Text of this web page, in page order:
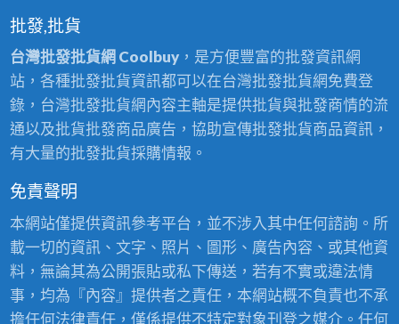
批發,批貨
台灣批發批貨網 Coolbuy，是方便豐富的批發資訊網
站，各種批發批貨資訊都可以在台灣批發批貨網免費登
錄，台灣批發批貨網內容主軸是提供批貨與批發商情的流
通以及批貨批發商品廣告，協助宣傳批發批貨商品資訊，
有大量的批發批貨採購情報。
免責聲明
本網站僅提供資訊參考平台，並不涉入其中任何諮詢。所
載一切的資訊、文字、照片、圖形、廣告內容、或其他資
料，無論其為公開張貼或私下傳送，若有不實或違法情
事，均為『內容』提供者之責任，本網站概不負責也不承
擔任何法律責任，僅係提供不特定對象刊登之媒介。任何